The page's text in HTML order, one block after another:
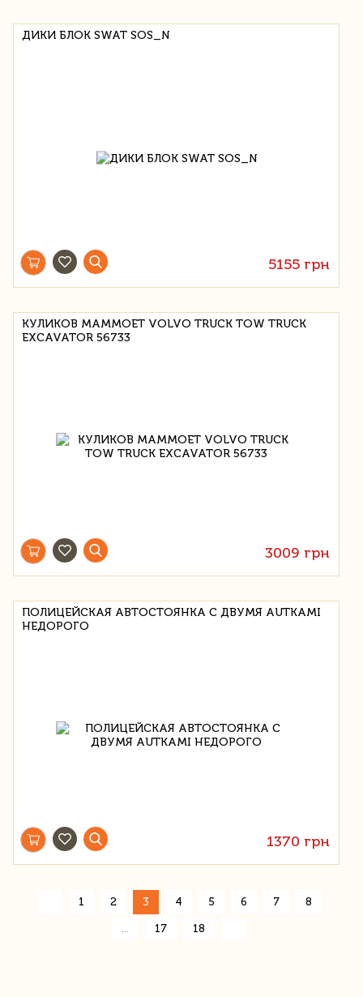
ДИКИ БЛОК SWAT SOS_N
5155 грн
КУЛИКОВ MAMMOET VOLVO TRUCK TOW TRUCK
EXCAVATOR 56733
3009 грн
ПОЛИЦЕЙСКАЯ АВТОСТОЯНКА С ДВУМЯ AUTKAMI
НЕДОРОГО
1370 грн
1 2 3 4 5 6 7 8
17 18